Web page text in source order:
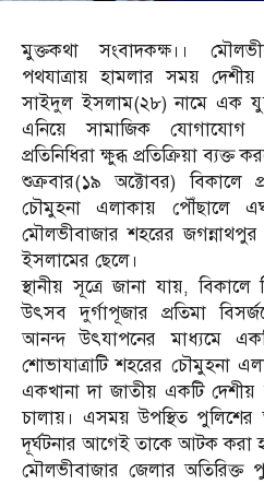
মুক্তকথা সংবাদকক্ষ।।
পথযাত্রায় হামলার সময় দেশীয়
সাইদুল ইসলাম(২৮) নামে এক
এনিয়ে সামাজিক যোগাযোগ
প্রতিনিধিরা ক্ষুব্ধ প্রতিক্রিয়া ব্যক্ত
শুক্রবার(১৯ অক্টোবর) বিকালে
চৌমুহনা এলাকায় পৌঁছালে
মৌলভীবাজার শহরের
ইসলামের ছেলে।
স্থানীয় সূত্রে জানা যায়, বিকালে
উৎসব দুর্গাপূজার প্রতিমা
আনন্দ উৎযাপনের মাধ্যমে
শোভাযাত্রাটি শহরের চৌমুহনা
একখানা দা জাতীয় একটি দেশীয়
চালায়। এসময় উপস্থিত
দূর্ঘটনার আগেই তাকে আটক করা
মৌলভীবাজার জেলার অতিরিক্ত